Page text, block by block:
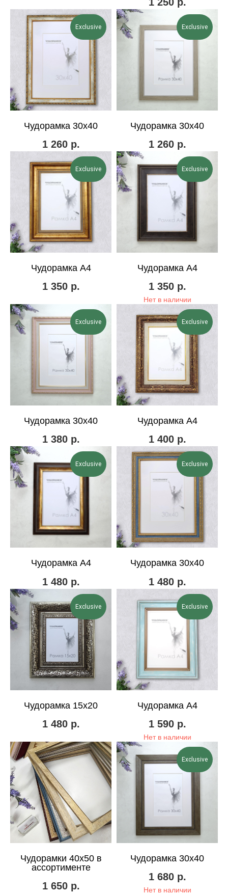
Exclusive
Чудорамка 30х40
1 260 р.
Exclusive
Чудорамка 30х40
1 260 р.
Exclusive
Чудорамка А4
1 350 р.
Exclusive
Чудорамка А4
1 350 р.
Нет в наличии
Exclusive
Чудорамка 30х40
1 380 р.
Exclusive
Чудорамка А4
1 400 р.
Exclusive
Чудорамка А4
1 480 р.
Exclusive
Чудорамка 30х40
1 480 р.
Exclusive
Чудорамка 15х20
1 480 р.
Exclusive
Чудорамка А4
1 590 р.
Нет в наличии
Чудорамки 40х50 в
ассортименте
1 650 р.
Exclusive
Чудорамка 30х40
1 680 р.
Нет в наличии